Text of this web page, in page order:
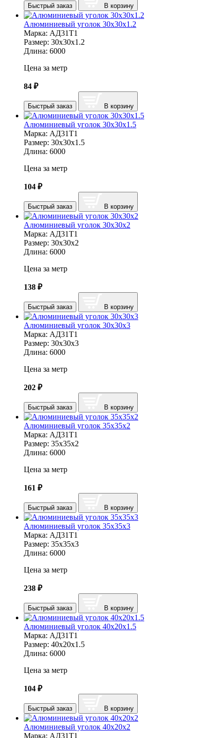
Быстрый заказ В корзину
Алюминиевый уголок 30х30х1.2
Марка: АД31Т1
Размер: 30х30х1.2
Длина: 6000
Цена за метр
84 ₽
Быстрый заказ В корзину
Алюминиевый уголок 30х30х1.5
Марка: АД31Т1
Размер: 30х30х1.5
Длина: 6000
Цена за метр
104 ₽
Быстрый заказ В корзину
Алюминиевый уголок 30х30х2
Марка: АД31Т1
Размер: 30х30х2
Длина: 6000
Цена за метр
138 ₽
Быстрый заказ В корзину
Алюминиевый уголок 30х30х3
Марка: АД31Т1
Размер: 30х30х3
Длина: 6000
Цена за метр
202 ₽
Быстрый заказ В корзину
Алюминиевый уголок 35х35х2
Марка: АД31Т1
Размер: 35х35х2
Длина: 6000
Цена за метр
161 ₽
Быстрый заказ В корзину
Алюминиевый уголок 35х35х3
Марка: АД31Т1
Размер: 35х35х3
Длина: 6000
Цена за метр
238 ₽
Быстрый заказ В корзину
Алюминиевый уголок 40х20х1.5
Марка: АД31Т1
Размер: 40х20х1.5
Длина: 6000
Цена за метр
104 ₽
Быстрый заказ В корзину
Алюминиевый уголок 40х20х2
Марка: АД31Т1